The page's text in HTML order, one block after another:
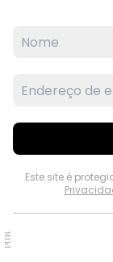
Este site é
PUB.